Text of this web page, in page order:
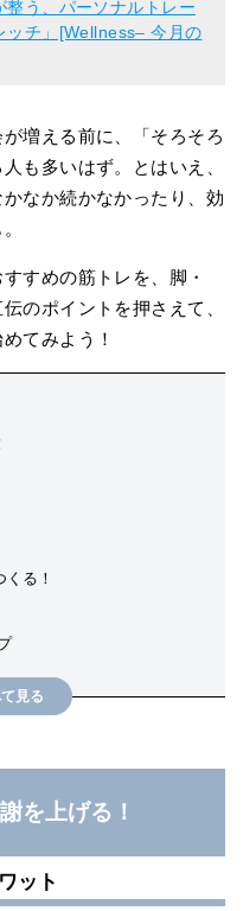
う、パーソナルトレー
ッチ」[Wellness– 今月の
増える前に、「そろそろ
も多いはず。とはいえ、
なか続かなかったり、効
すめの筋トレを、脚・
のポイントを押さえて、
てみよう！
る！
を上げる！
ット